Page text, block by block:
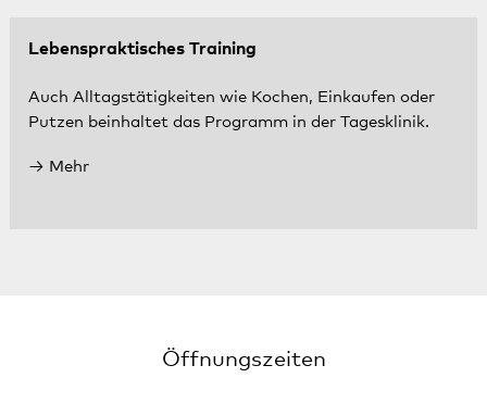
Lebenspraktisches Training
Auch Alltagstätigkeiten wie Kochen, Einkaufen oder
Putzen beinhaltet das Programm in der Tagesklinik.
Mehr
Öffnungszeiten